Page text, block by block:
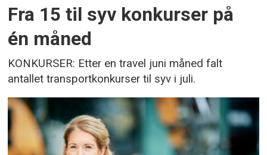
Fra 15 til syv konkurser på
én måned
KONKURSER: Etter en travel juni måned falt
antallet transportkonkurser til syv i juli.